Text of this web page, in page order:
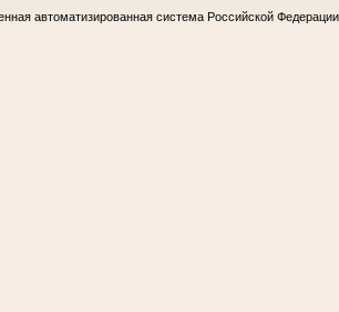
автоматизированная система Российской